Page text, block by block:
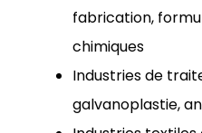
fabrication,
chimiques
Industries de
galvanoplastie,